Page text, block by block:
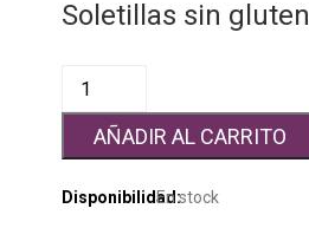
Soletillas sin gluten
AÑADIR AL CARRITO
Disponibilidad:En stock